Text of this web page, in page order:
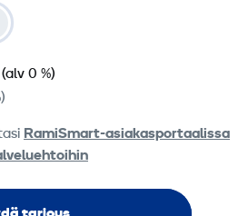
(alv 0 %)
RamiSmart-asiakasportaalissa